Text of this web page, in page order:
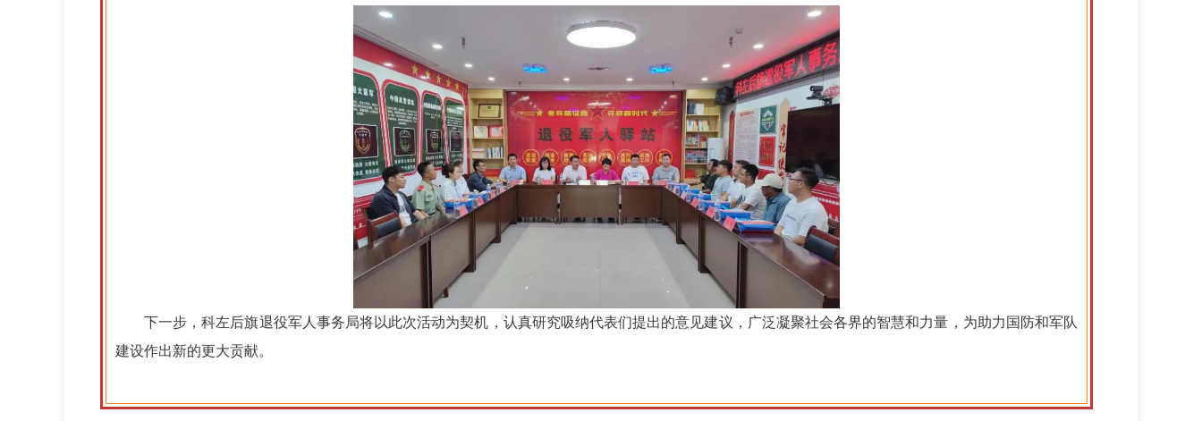
下一步，科左后旗退役军人事务局将以此次活动为契机，认真研究吸纳代表们提出的意见建议，广泛凝聚社会各界的智慧和力量，为助力国防和军队
建设作出新的更大贡献。